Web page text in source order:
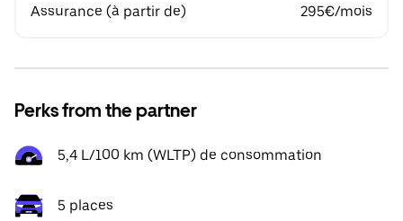
Assurance (à partir de) 295€/mois
Perks from the partner
5,4 L/100 km (WLTP) de consommation
5 places